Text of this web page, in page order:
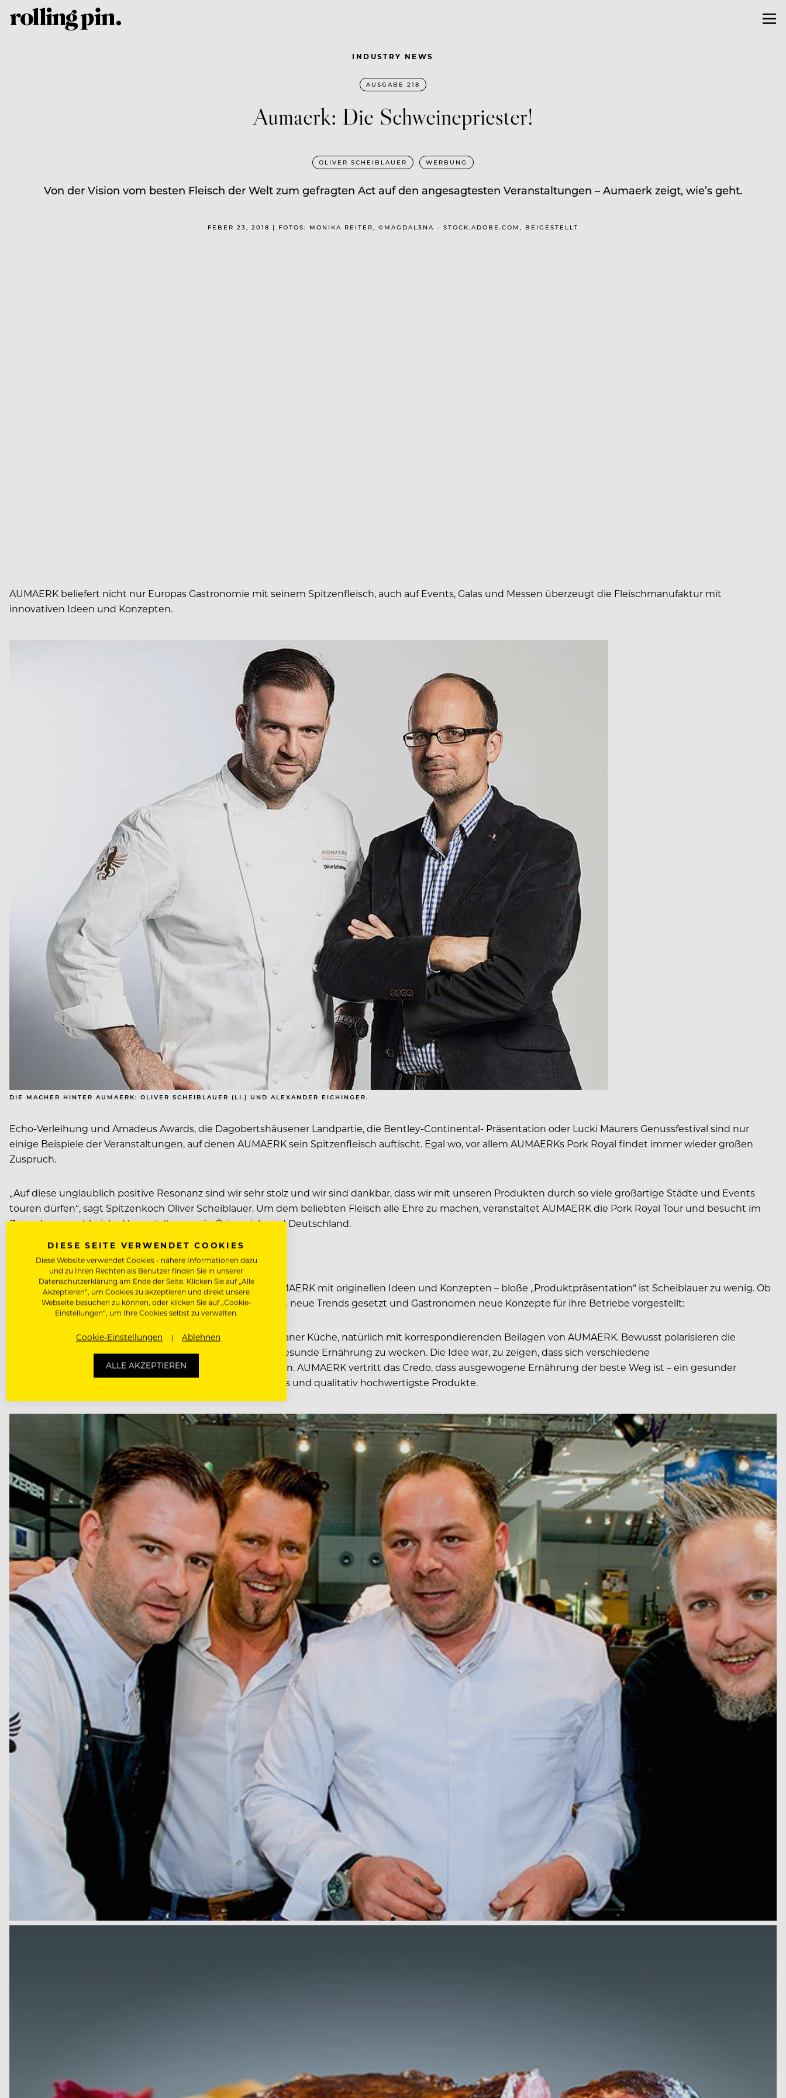
INDUSTRY NEWS
AUSGABE 218
Aumaerk: Die Schweinepriester!
OLIVER SCHEIBLAUER WERBUNG
Von der Vision vom besten Fleisch der Welt zum gefragten Act auf den angesagtesten Veranstaltungen – Aumaerk zeigt, wie’s geht.
FEBER 23, 2018 | FOTOS: MONIKA REITER, ©MAGDAL3NA - STOCK.ADOBE.COM, BEIGESTELLT
AUMAERK beliefert nicht nur Europas Gastronomie mit seinem Spitzenfleisch, auch auf Events, Galas und Messen überzeugt die Fleischmanufaktur mit
innovativen Ideen und Konzepten.
DIE MACHER HINTER AUMAERK: OLIVER SCHEIBLAUER (LI.) UND ALEXANDER EICHINGER.
Echo-Verleihung und Amadeus Awards, die Dagobertshäusener Landpartie, die Bentley-Continental- Präsentation oder Lucki Maurers Genussfestival sind nur
einige Beispiele der Veranstaltungen, auf denen AUMAERK sein Spitzenfleisch auftischt. Egal wo, vor allem AUMAERKs Pork Royal findet immer wieder großen
Zuspruch.
„Auf diese unglaublich positive Resonanz sind wir sehr stolz und wir sind dankbar, dass wir mit unseren Produkten durch so viele großartige Städte und Events
touren dürfen“, sagt Spitzenkoch Oliver Scheiblauer. Um dem beliebten Fleisch alle Ehre zu machen, veranstaltet AUMAERK die Pork Royal Tour und besucht im
Zuge dessen zahlreiche Veranstaltungen in Österreich und Deutschland.
ÜBERALL AM START
Auch auf internationalen Fachmessen präsentiert sich AUMAERK mit originellen Ideen und Konzepten – bloße „Produktpräsentation“ ist Scheiblauer zu wenig. Ob
vegan, Family Dinner oder Bento Royal, auf Messen werden neue Trends gesetzt und Gastronomen neue Konzepte für ihre Betriebe vorgestellt:
Auf der Gast in Salzburg versuchte sich Scheiblauer an veganer Küche, natürlich mit korrespondierenden Beilagen von AUMAERK. Bewusst polarisieren die
AUMAERK-Masterminds damit, um Bewusstsein für eine gesunde Ernährung zu wecken. Die Idee war, zu zeigen, dass sich verschiedene
Zubereitungsmöglichkeiten nicht gegenseitig ausschließen. AUMAERK vertritt das Credo, dass ausgewogene Ernährung der beste Weg ist – ein gesunder
Mittelweg mit Fokus auf Nachhaltigkeit, bewussten Genuss und qualitativ hochwertigste Produkte.
DIESE SEITE VERWENDET COOKIES
Diese Website verwendet Cookies - nähere Informationen dazu
und zu Ihren Rechten als Benutzer finden Sie in unserer
Datenschutzerklärung am Ende der Seite. Klicken Sie auf „Alle
Akzeptieren“, um Cookies zu akzeptieren und direkt unsere
Webseite besuchen zu können, oder klicken Sie auf „Cookie-
Einstellungen“, um Ihre Cookies selbst zu verwalten.
Cookie-Einstellungen Ablehnen
ALLE AKZEPTIEREN